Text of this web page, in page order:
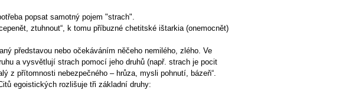
popsat samotný pojem "strach".
ztuhnout“, k tomu příbuzné chetitské ištarkia (onemocnět)
představou nebo očekáváním něčeho nemilého, zlého. Ve
a vysvětlují strach pomocí jeho druhů (např. strach je pocit
z přítomnosti nebezpečného – hrůza, mysli pohnutí, bázeň“.
egoistických rozlišuje tři základní druhy: